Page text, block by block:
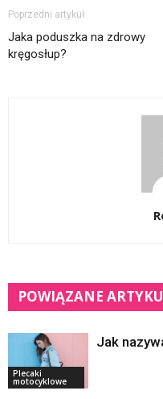
Poprzedni artykuł
Jaka poduszka na zdrowy
kręgosłup?
POWIĄZANE
Plecaki
motocyklowe
Jak